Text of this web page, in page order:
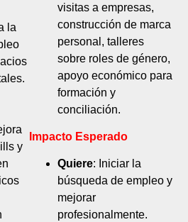
la
y
visitas a empresas,
construcción de marca
personal, talleres
sobre roles de género,
apoyo económico para
formación y
conciliación.
Impacto Esperado
Quiere: Iniciar la
búsqueda de empleo y
mejorar
profesionalmente.